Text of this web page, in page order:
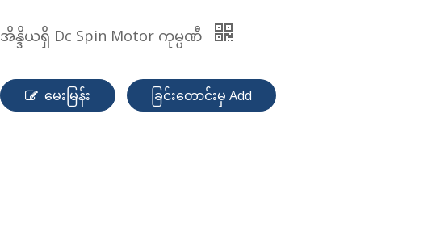
အိန္ဒိယရှိ Dc Spin Motor ကုမ္ပဏီ
မေးမြန်း ခြင်းတောင်းမှ Add